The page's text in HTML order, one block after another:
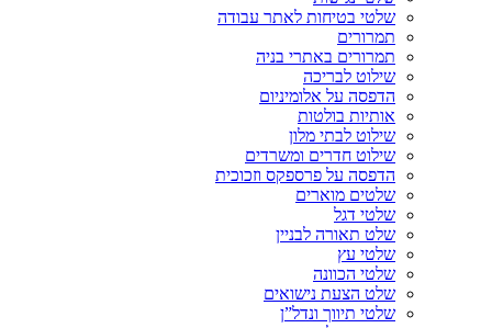
שלטי בטיחות לאתר עבודה
תמרורים
תמרורים באתרי בניה
שילוט לבריכה
הדפסה על אלומיניום
אותיות בולטות
שילוט לבתי מלון
שילוט חדרים ומשרדים
הדפסה על פרספקס וזכוכית
שלטים מוארים
שלטי דגל
שלט תאורה לבניין
שלטי עץ
שלטי הכוונה
שלט הצעת נישואים
שלטי תיווך ונדל”ן